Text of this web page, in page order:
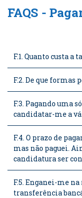
FAQS -
F.1. Quanto custa a
F.2. De que formas
F.3. Pagando uma
candidatar-me a
F.4. O prazo de
mas não paguei.
candidatura ser
F.5. Enganei-me
transferência